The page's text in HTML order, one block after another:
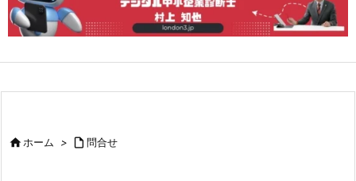

メニュ

ホーム >  問合せ